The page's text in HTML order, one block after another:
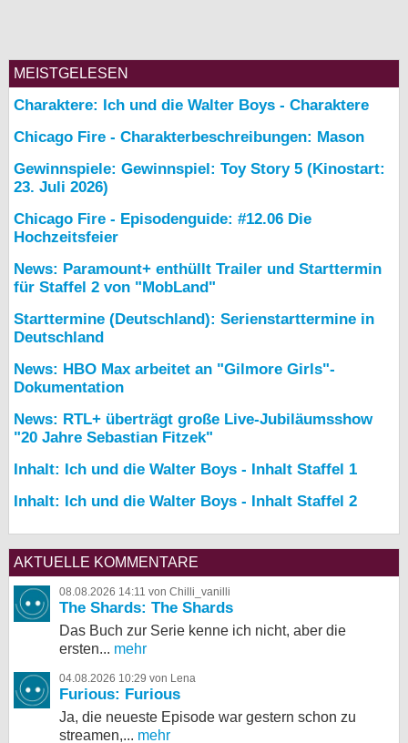
MEISTGELESEN
Charaktere: Ich und die Walter Boys - Charaktere
Chicago Fire - Charakterbeschreibungen: Mason
Gewinnspiele: Gewinnspiel: Toy Story 5 (Kinostart:
23. Juli 2026)
Chicago Fire - Episodenguide: #12.06 Die
Hochzeitsfeier
News: Paramount+ enthüllt Trailer und Starttermin
für Staffel 2 von "MobLand"
Starttermine (Deutschland): Serienstarttermine in
Deutschland
News: HBO Max arbeitet an "Gilmore Girls"-
Dokumentation
News: RTL+ überträgt große Live-Jubiläumsshow
"20 Jahre Sebastian Fitzek"
Inhalt: Ich und die Walter Boys - Inhalt Staffel 1
Inhalt: Ich und die Walter Boys - Inhalt Staffel 2
AKTUELLE KOMMENTARE
08.08.2026 14:11 von Chilli_vanilli
The Shards: The Shards
Das Buch zur Serie kenne ich nicht, aber die
ersten... mehr
04.08.2026 10:29 von Lena
Furious: Furious
Ja, die neueste Episode war gestern schon zu
streamen,... mehr